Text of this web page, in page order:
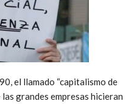
el llamado “capitalismo de
grandes empresas hicieran